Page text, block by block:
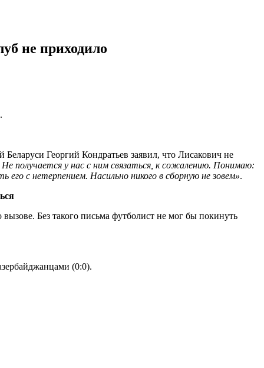
не приходило
Георгий Кондратьев заявил, что Лисакович не
получается у нас с ним связаться, к сожалению. Понимаю:
с нетерпением. Насильно никого в сборную не зовем».
Без такого письма футболист не мог бы покинуть
(0:0).